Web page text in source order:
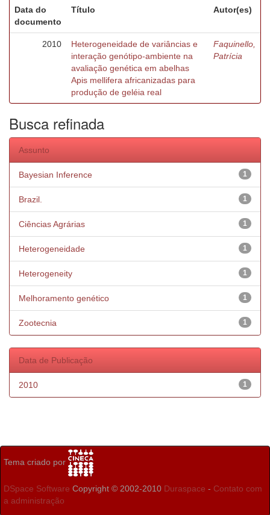
Data do
documento
Título Autor(es)
2010
Heterogeneidade de variâncias e
interação genótipo-ambiente na
avaliação genética em abelhas
Apis mellifera africanizadas para
produção de geléia real
Faquinello,
Patrícia
Busca refinada
Assunto
1
Bayesian Inference
1
Brazil.
1
Ciências Agrárias
1
Heterogeneidade
1
Heterogeneity
1
Melhoramento genético
1
Zootecnia
Data de Publicação
1
2010
Tema criado por
DSpace Software Copyright © 2002-2010 Duraspace - Contato com
a administração